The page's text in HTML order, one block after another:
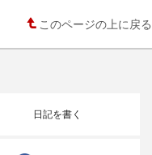
このページの上に戻る
日記を書く